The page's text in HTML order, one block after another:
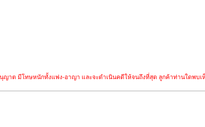
าต มีโทษหนักทั้งแพ่ง-อาญา และจะดำเนินคดีให้จนถึงที่สุด ลูกค้าท่านใดพบเ